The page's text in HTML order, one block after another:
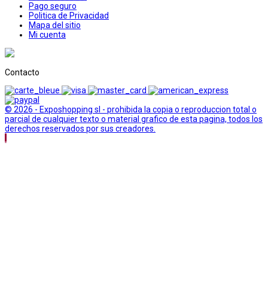
Pago seguro
Politica de Privacidad
Mapa del sitio
Mi cuenta
Contacto
© 2026 - Exposhopping sl - prohibida la copia o reproduccion total o
parcial de cualquier texto o material grafico de esta pagina, todos los
derechos reservados por sus creadores.